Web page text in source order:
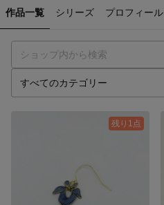
作品一覧 シリーズ プロフィール
残り1点